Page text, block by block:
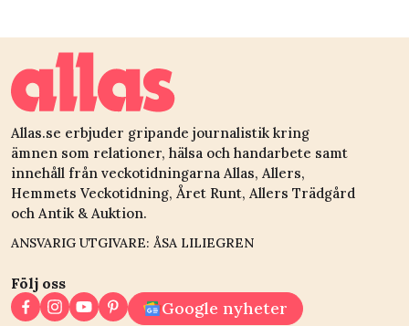
hon mig
livet: ”Jag var
Allas.se erbjuder gripande journalistik kring
ämnen som relationer, hälsa och handarbete samt
innehåll från veckotidningarna Allas, Allers,
Hemmets Veckotidning, Året Runt, Allers Trädgård
och Antik & Auktion.
ANSVARIG UTGIVARE: ÅSA LILIEGREN
Följ oss
Google nyheter